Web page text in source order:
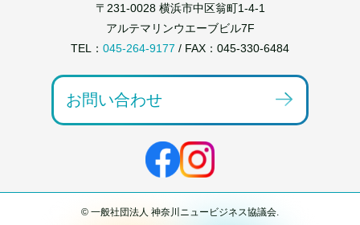
〒231-0028 横浜市中区翁町1-4-1
アルテマリンウエーブビル7F
TEL： 045-264-9177 / FAX：045-330-6484
お問い合わせ
© 一般社団法人 神奈川ニュービジネス協議会.